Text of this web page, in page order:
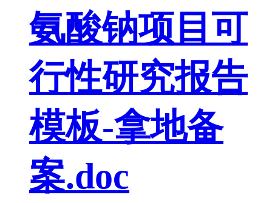
氨酸钠项目可
行性研究报告
模板-拿地备
案.doc